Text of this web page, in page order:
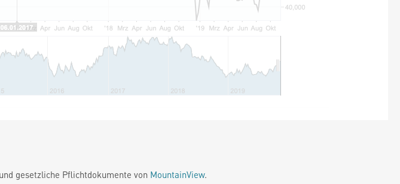
gesetzliche Pflichtdokumente von MountainView.